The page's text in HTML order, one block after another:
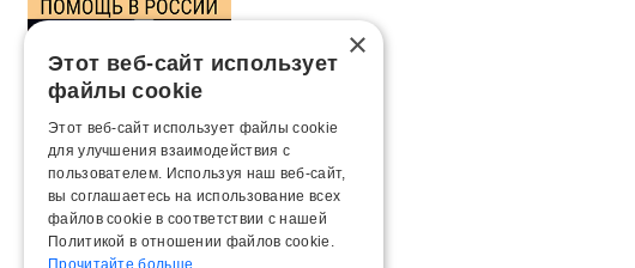
×
Этот веб-сайт использует
файлы cookie
Этот веб-сайт использует файлы cookie
для улучшения взаимодействия с
пользователем. Используя наш веб-сайт,
вы соглашаетесь на использование всех
файлов cookie в соответствии с нашей
Политикой в ​​отношении файлов cookie.
Прочитайте больше